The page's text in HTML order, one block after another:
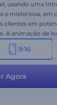
usando uma
e misteriosa, em
clientes em
A animação de
- tudo o que é
em
9:16
Agora